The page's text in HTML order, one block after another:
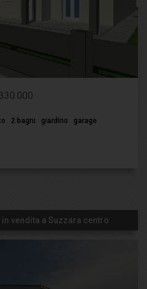
2 bagni giardino garage
vendita a Suzzara centro